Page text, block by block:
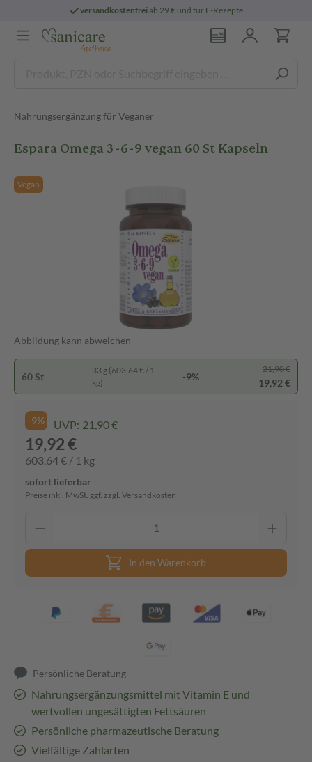
versandkostenfreiab 29 € und für E-Rezepte
Nahrungsergänzung für Veganer
Espara Omega 3-6-9 vegan 60 St Kapseln
Vegan
Abbildung kann abweichen
60 St
33 g (603,64 € / 1
kg)
-9%
21,90 €
19,92 €
-9% UVP: 21,90 €
19,92 €
603,64 € / 1 kg
sofort lieferbar
Preise inkl. MwSt. ggf. zzgl. Versandkosten
In den Warenkorb
Persönliche Beratung
Nahrungsergänzungsmittel mit Vitamin E und
wertvollen ungesättigten Fettsäuren
Persönliche pharmazeutische Beratung
Vielfältige Zahlarten